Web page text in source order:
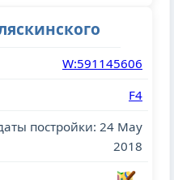
W:591145606
F4
постройки: 24 May
2018